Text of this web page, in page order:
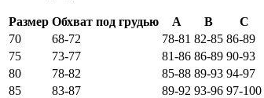
Размер Обхват под грудью A B C
70
68-72 78-81 82-85 86-89
75
73-77 81-86 86-89 90-93
80
78-82 85-88 89-93 94-97
85
83-87 89-92 93-96 97-100